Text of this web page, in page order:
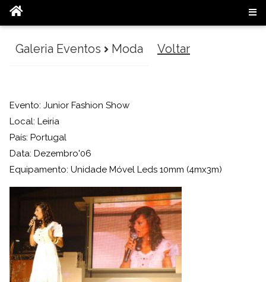
Galeria Eventos Moda Voltar
Evento: Junior Fashion Show
Local: Leiria
País: Portugal
Data: Dezembro'06
Equipamento: Unidade Móvel Leds 10mm (4mx3m)